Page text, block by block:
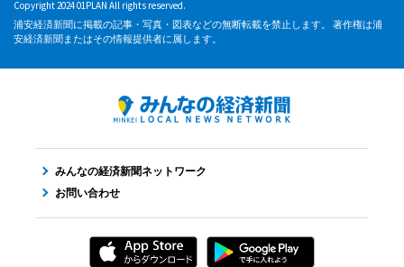
Copyright 2024 01PLAN All rights reserved.
浦安経済新聞に掲載の記事・写真・図表などの無断転載を禁止します。 著作権は浦
安経済新聞またはその情報提供者に属します。
みんなの経済新聞ネットワーク
お問い合わせ